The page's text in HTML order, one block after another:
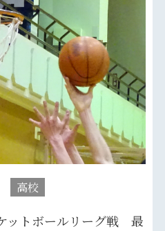
高校
ットボールリーグ戦 最